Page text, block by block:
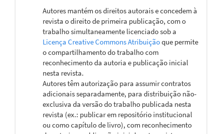
Autores mantém os direitos autorais e concedem à
revista o direito de primeira publicação, com o
trabalho simultaneamente licenciado sob a
Licença Creative Commons Atribuiçãoque permite
o compartilhamento do trabalho com
reconhecimento da autoria e publicação inicial
nesta revista.
Autores têm autorização para assumir contratos
adicionais separadamente, para distribuição não-
exclusiva da versão do trabalho publicada nesta
revista (ex.: publicar em repositório institucional
ou como capítulo de livro), com reconhecimento